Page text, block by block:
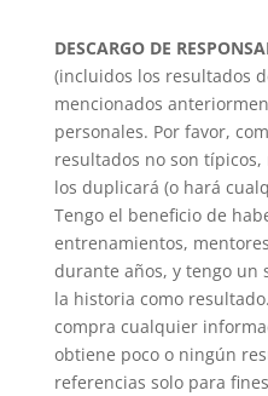
DESCARGO DE
(incluidos los resultados
mencionados
personales. Por favor,
resultados no son
los duplicará (o hará
Tengo el beneficio de
entrenamientos,
durante años, y tengo un
la historia como
compra cualquier
obtiene poco o ningún
referencias solo para